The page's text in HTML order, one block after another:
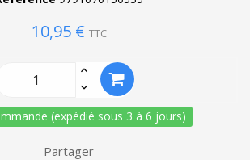
10,95 € TTC
(expédié sous 3 à 6 jours)
Partager